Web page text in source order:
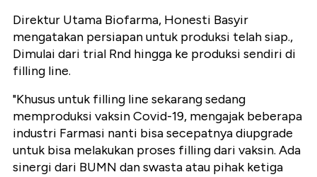
Direktur Utama Biofarma, Honesti Basyir
mengatakan persiapan untuk produksi telah siap.,
Dimulai dari trial Rnd hingga ke produksi sendiri di
filling line.
"Khusus untuk filling line sekarang sedang
memproduksi vaksin Covid-19, mengajak beberapa
industri Farmasi nanti bisa secepatnya diupgrade
untuk bisa melakukan proses filling dari vaksin. Ada
sinergi dari BUMN dan swasta atau pihak ketiga